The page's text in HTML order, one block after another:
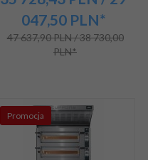
047,50 PLN*
47 637,90 PLN / 38 730,00
PLN*
Promocja